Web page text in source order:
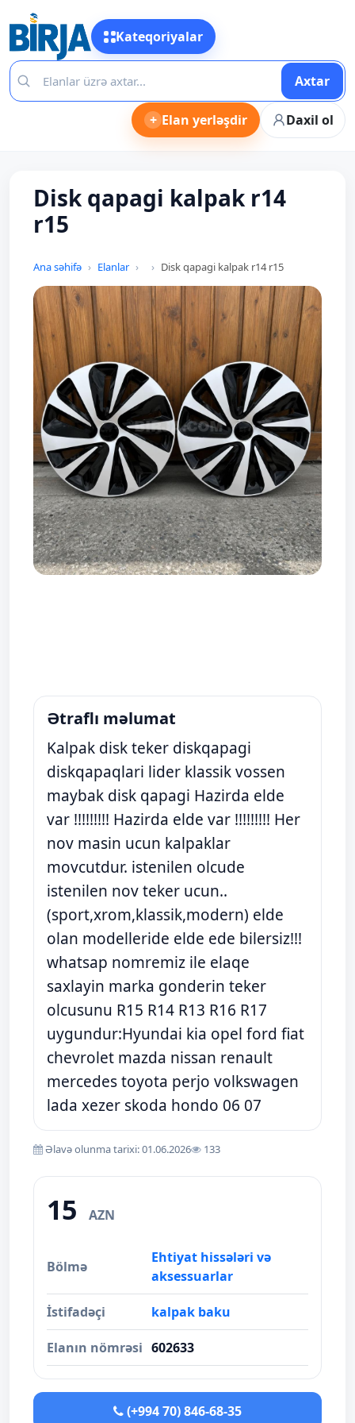
Kateqoriyalar
Axtar
+ Elan yerləşdir Daxil ol
Disk qapagi kalpak r14
r15
Ana səhifə Elanlar Disk qapagi kalpak r14 r15
Ətraflı məlumat
Kalpak disk teker diskqapagi
diskqapaqlari lider klassik vossen
maybak disk qapagi Hazirda elde
var !!!!!!!!! Hazirda elde var !!!!!!!!! Her
nov masin ucun kalpaklar
movcutdur. istenilen olcude
istenilen nov teker ucun..
(sport,xrom,klassik,modern) elde
olan modelleride elde ede bilersiz!!!
whatsap nomremiz ile elaqe
saxlayin marka gonderin teker
olcusunu R15 R14 R13 R16 R17
uygundur:Hyundai kia opel ford fiat
chevrolet mazda nissan renault
mercedes toyota perjo volkswagen
lada xezer skoda hondo 06 07
Əlavə olunma tarixi: 01.06.2026 133
15 AZN
Bölmə
Ehtiyat hissələri və
aksessuarlar
İstifadəçi kalpak baku
Elanın nömrəsi 602633
(+994 70) 846-68-35